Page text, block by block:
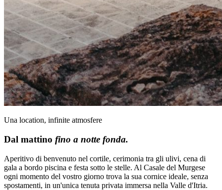
Una location, infinite atmosfere
Dal mattino fino a notte fonda.
Aperitivo di benvenuto nel cortile, cerimonia tra gli ulivi, cena di
gala a bordo piscina e festa sotto le stelle. Al Casale del Murgese
ogni momento del vostro giorno trova la sua cornice ideale, senza
spostamenti, in un'unica tenuta privata immersa nella Valle d'Itria.